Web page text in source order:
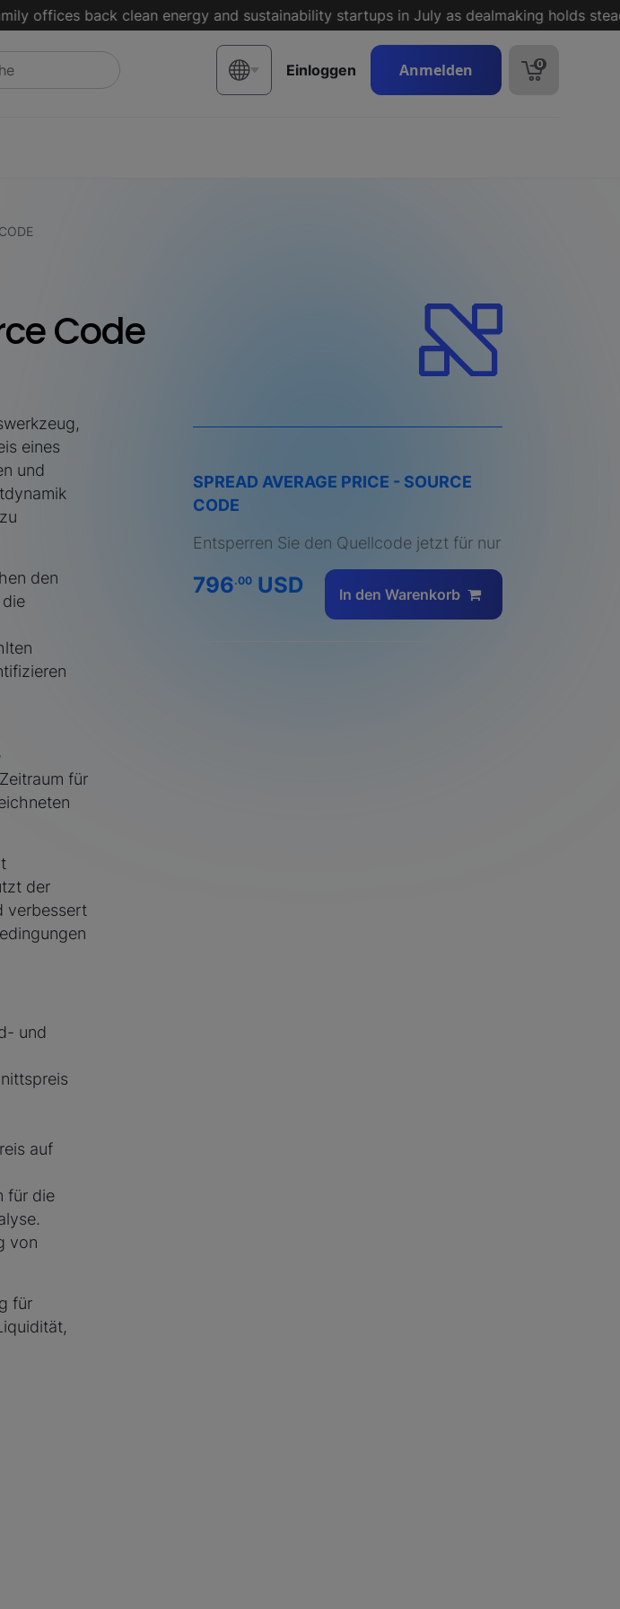
back clean energy and sustainability startups in July as dealmaking holds steady
Einloggen Anmelden 0
Code
eines
und
den
für
der
verbessert
und
auf
für die
von
für
SPREAD AVERAGE PRICE - SOURCE
CODE
Entsperren Sie den Quellcode jetzt für nur
796.00 USD In den Warenkorb